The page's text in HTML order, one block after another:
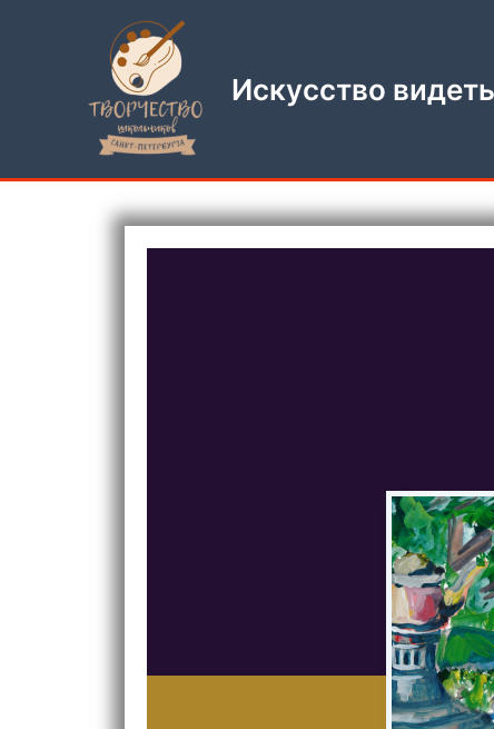
содержимому
Искусство